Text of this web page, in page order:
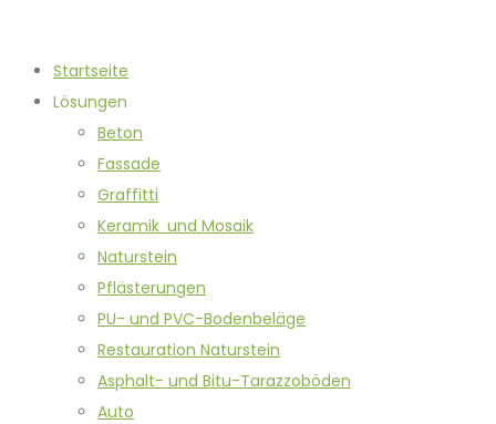
Startseite
Lösungen
Beton
Fassade
Graffitti
Keramik und Mosaik
Naturstein
Pflästerungen
PU- und PVC-Bodenbeläge
Restauration Naturstein
Asphalt- und Bitu-Tarazzoböden
Auto